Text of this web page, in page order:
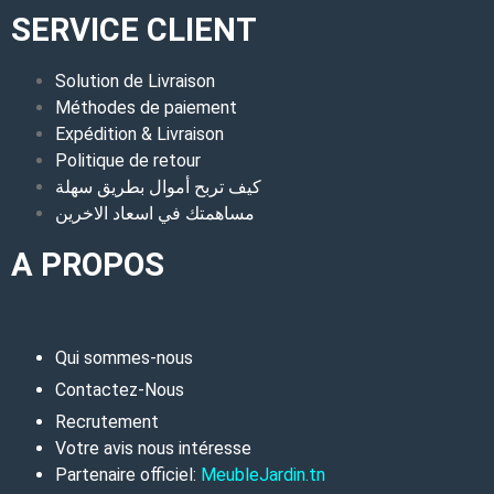
SERVICE CLIENT
Solution de Livraison
Méthodes de paiement
Expédition & Livraison
Politique de retour
كيف تربح أموال بطريق سهلة
مساهمتك في اسعاد الاخرين
A PROPOS
Qui sommes-nous
Contactez-Nous
Recrutement
Votre avis nous intéresse
Partenaire officiel: MeubleJardin.tn